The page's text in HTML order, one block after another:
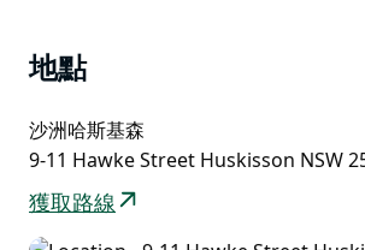
地點
沙洲哈斯基森
9-11 Hawke Street Huskisson NSW
獲取路線